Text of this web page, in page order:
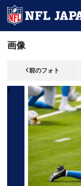
画像
前のフォト